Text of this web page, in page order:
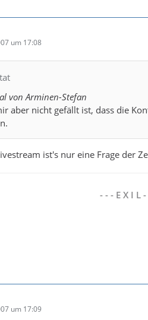
um 17:08
von Arminen-Stefan
aber nicht gefällt ist, dass die
ist's nur eine Frage der
- - - E X I L
um 17:09